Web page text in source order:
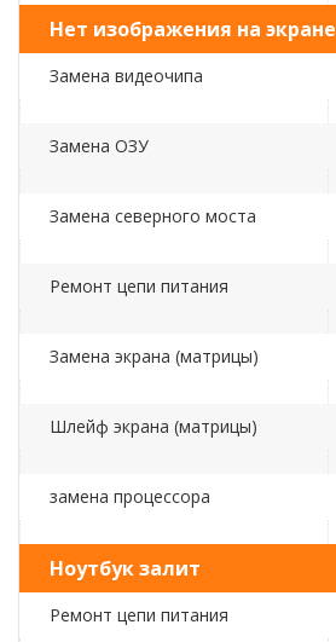
Нет изображения на экране
Замена видеочипа
Замена ОЗУ
Замена северного моста
Ремонт цепи питания
Замена экрана (матрицы)
Шлейф экрана (матрицы)
замена процессора
Ноутбук залит
Ремонт цепи питания